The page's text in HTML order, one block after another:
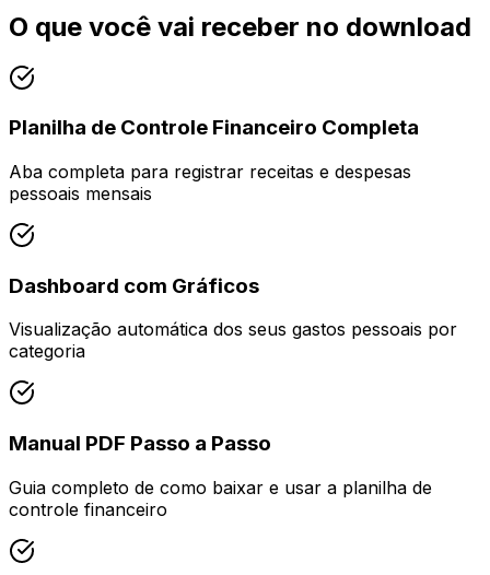
O que você vai receber no download
Planilha de Controle Financeiro Completa
Aba completa para registrar receitas e despesas
pessoais mensais
Dashboard com Gráficos
Visualização automática dos seus gastos pessoais por
categoria
Manual PDF Passo a Passo
Guia completo de como baixar e usar a planilha de
controle financeiro